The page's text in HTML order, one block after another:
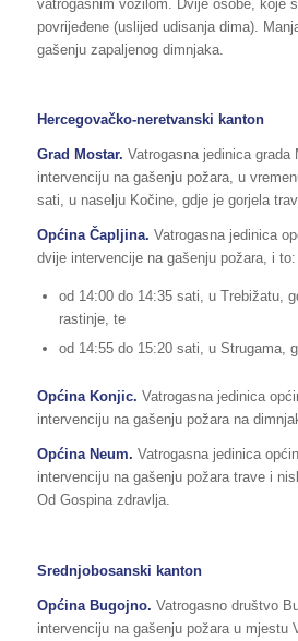
vatrogasnim vozilom. Dvije osobe, koje
povrijeđene (uslijed udisanja dima).
gašenju zapaljenog dimnjaka.
Hercegovačko-neretvanski kanton
Grad Mostar. Vatrogasna jedinica grada
intervenciju na gašenju požara, u
sati, u naselju Kočine, gdje je gorjela
Općina Čapljina. Vatrogasna jedinica
dvije intervencije na gašenju požara, i to:
od 14:00 do 14:35 sati, u Trebižatu,
rastinje, te
od 14:55 do 15:20 sati, u Strugama,
Općina Konjic. Vatrogasna jedinica
intervenciju na gašenju požara na
Općina Neum. Vatrogasna jedinica
intervenciju na gašenju požara trave i
Od Gospina zdravlja.
Srednjobosanski kanton
Općina Bugojno. Vatrogasno društvo
intervenciju na gašenju požara u mjestu